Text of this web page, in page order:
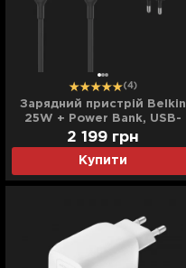
(4)
Зарядний пристрій Belkin
25W + Power Bank, USB-
A/USB-C (5000mAh)
(Black)
Купити
2 199 грн